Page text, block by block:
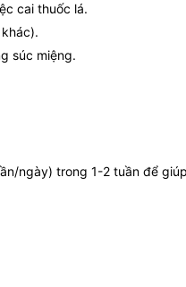
cai thuốc lá.
súc miệng.
ngày) trong 1-2 tuần để